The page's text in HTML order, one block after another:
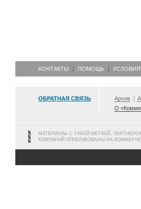
КОНТАКТЫ ПОМОЩЬ
ОБРАТНАЯ СВЯЗЬ Архив
О
МАТЕРИАЛЫ С ТАКОЙ МЕТКОЙ,
КОМПАНИЙ ОПУБЛИКОВАНЫ НА